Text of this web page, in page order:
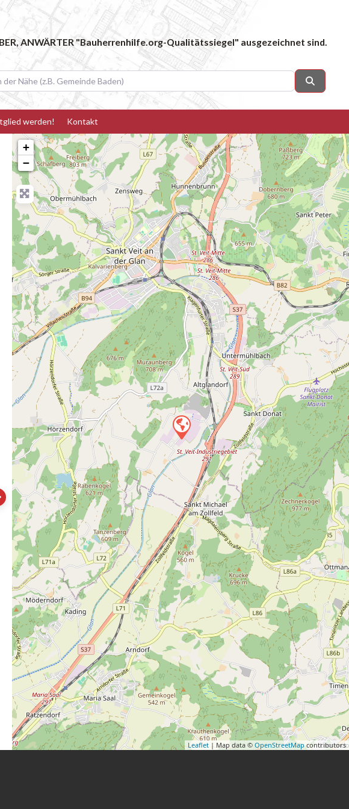
ANWÄRTER "Bauherrenhilfe.org-Qualitätssiegel" ausgezeichnet sind.
(z.B. Gemeinde Baden)
werden! Kontakt
+
−
Leaflet| Map data © OpenStreetMap contributors